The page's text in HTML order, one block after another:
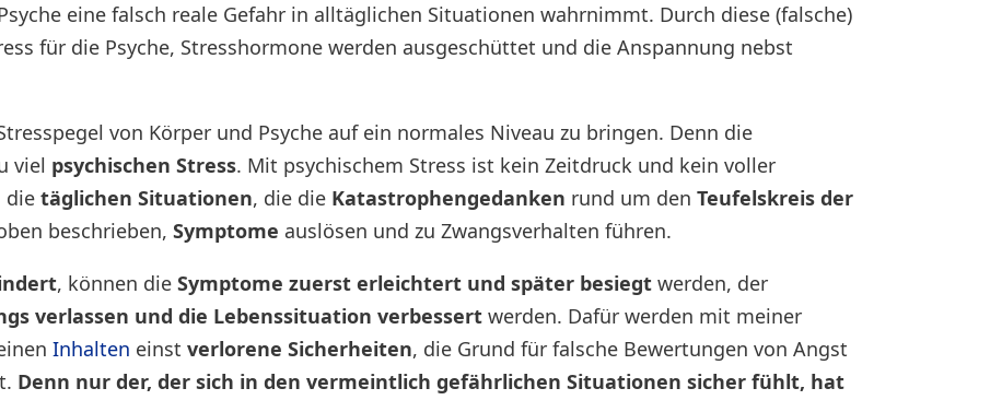
eine falsch reale Gefahr in alltäglichen Situationen wahrnimmt. Durch diese (falsche)
für die Psyche, Stresshormone werden ausgeschüttet und die Anspannung nebst
von Körper und Psyche auf ein normales Niveau zu bringen. Denn die
viel psychischen Stress. Mit psychischem Stress ist kein Zeitdruck und kein voller
dietäglichen Situationen, die die Katastrophengedanken rund um denTeufelskreis der
beschrieben,Symptome auslösen und zu Zwangsverhalten führen.
, können dieSymptome zuerst erleichtert und später besiegt werden, der
verlassen und die Lebenssituation verbessert werden. Dafür werden mit meiner
Inhalten einstverlorene Sicherheiten, die Grund für falsche Bewertungen von Angst
Denn nur der, der sich in den vermeintlich gefährlichen Situationen sicher fühlt, hat